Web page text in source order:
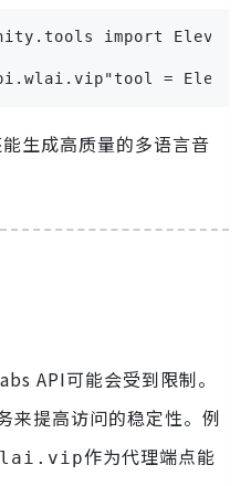
import
=
生成高质量的多语言音
API可能会受到限制。
来提高访问的稳定性。例
作为代理端点能